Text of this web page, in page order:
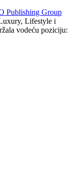
Publishing Group
Lifestyle i
vodeću poziciju: